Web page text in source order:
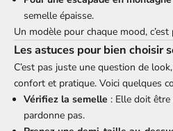
semelle épaisse.
Un modèle pour chaque mood, c’est
Les astuces pour bien choisir
C’est pas juste une question de
confort et pratique. Voici quelques
Vérifiez la semelle : Elle doit être
pardonne pas.